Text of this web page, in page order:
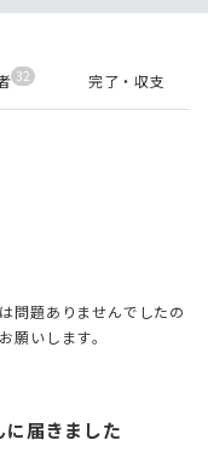
32 完了・収支
問題ありませんでしたの
願いします。
届きました